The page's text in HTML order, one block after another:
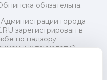
обязательна.
города
зарегистрирован в
по надзору
технологий
24 июля
Эл № ФС77-73321